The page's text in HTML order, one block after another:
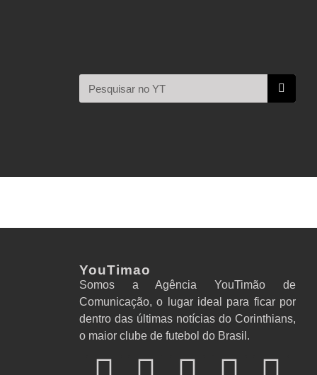
YouTimao
Somos a Agência YouTimão de
Comunicação, o lugar ideal para ficar por
dentro das últimas notícias do Corinthians,
o maior clube de futebol do Brasil.